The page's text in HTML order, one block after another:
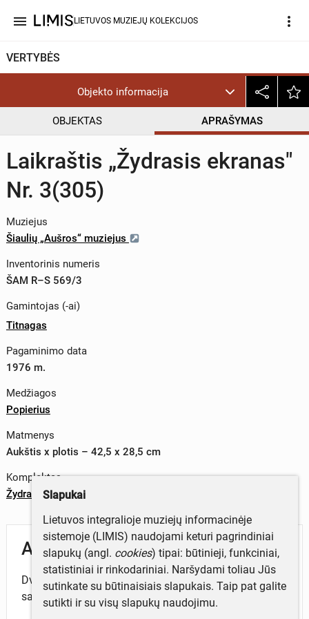
menu LIETUVOS MUZIEJŲ KOLEKCIJOS more_vert
VERTYBĖS
Objekto informacija
OBJEKTAS APRAŠYMAS
Laikraštis „Žydrasis ekranas"
Nr. 3(305)
Muziejus
Šiaulių „Aušros“ muziejus
Inventorinis numeris
ŠAM R–S 569/3
Gamintojas (-ai)
Titnagas
Pagaminimo data
1976 m.
Medžiagos
Popierius
Matmenys
Aukštis x plotis – 42,5 x 28,5 cm
Komplektas
Žydrasis ekranas
Aprašymas
Dviejų puslapių, žinybinis Šiaulių televizorių gamyklos
savaitraštis.
Slapukai
Lietuvos integralioje muziejų informacinėje
sistemoje (LIMIS) naudojami keturi pagrindiniai
slapukų (angl. cookies) tipai: būtinieji, funkciniai,
statistiniai ir rinkodariniai. Naršydami toliau Jūs
sutinkate su būtinaisiais slapukais. Taip pat galite
sutikti ir su visų slapukų naudojimu.